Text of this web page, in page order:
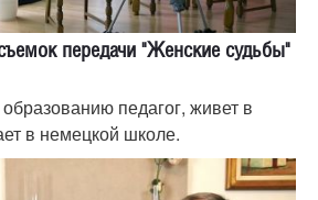
передачи "Женские судьбы"
педагог, живет в
в немецкой школе.